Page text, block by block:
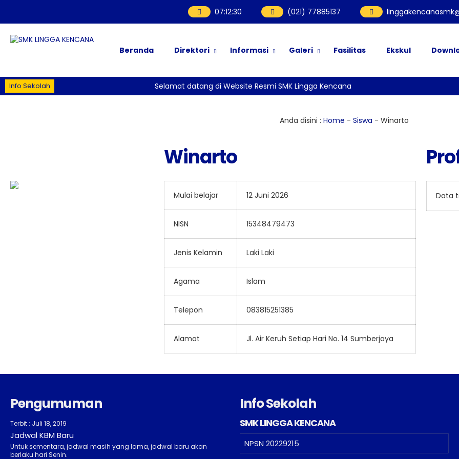
07:12:30 (021) 77885137
Beranda Direktori Informasi Galeri Fasilitas Ekskul
Info Sekolah Selamat datang di Website Resmi SMK Lingga Kencana
Anda disini : Home - Siswa - Winarto
Winarto
Mulai belajar 12 Juni 2026
NISN 15348479473
Jenis Kelamin Laki Laki
Agama Islam
Telepon 083815251385
Alamat Jl. Air Keruh Setiap Hari No. 14 Sumberjaya
Data
Pengumuman
Terbit : Juli 18, 2019
Jadwal KBM Baru
Untuk sementara, jadwal masih yang lama, jadwal baru akan
berlaku hari Senin.
Info Sekolah
SMK LINGGA KENCANA
NPSN 20229215